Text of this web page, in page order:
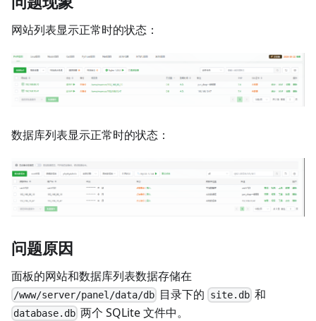
网站列表显示正常时的状态：
数据库列表显示正常时的状态：
问题原因
面板的网站和数据库列表数据存储在
/www/server/panel/data/db 目录下的 site.db和
database.db 两个 SQLite 文件中。